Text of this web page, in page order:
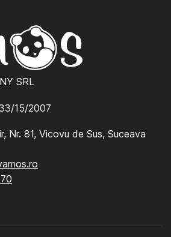
SRL
15/2007
Nr. 81, Vicovu de Sus, Suceava